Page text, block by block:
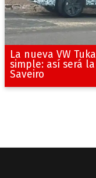
La nueva VW
simple: así será
Saveiro